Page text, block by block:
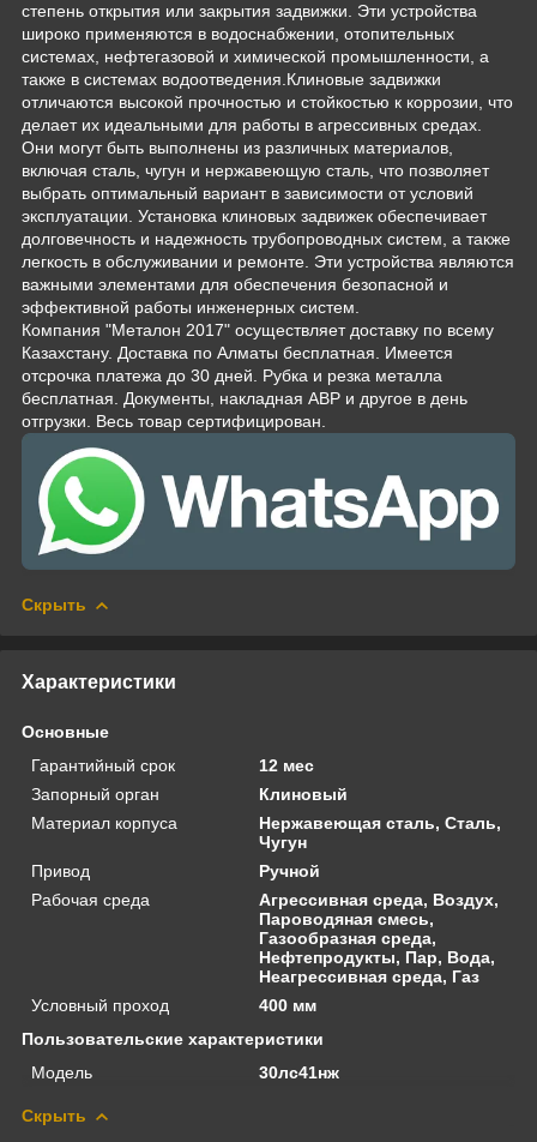
степень открытия или закрытия задвижки. Эти устройства
широко применяются в водоснабжении, отопительных
системах, нефтегазовой и химической промышленности, а
также в системах водоотведения.Клиновые задвижки
отличаются высокой прочностью и стойкостью к коррозии, что
делает их идеальными для работы в агрессивных средах.
Они могут быть выполнены из различных материалов,
включая сталь, чугун и нержавеющую сталь, что позволяет
выбрать оптимальный вариант в зависимости от условий
эксплуатации. Установка клиновых задвижек обеспечивает
долговечность и надежность трубопроводных систем, а также
легкость в обслуживании и ремонте. Эти устройства являются
важными элементами для обеспечения безопасной и
эффективной работы инженерных систем.
Компания "Металон 2017" осуществляет доставку по всему
Казахстану. Доставка по Алматы бесплатная. Имеется
отсрочка платежа до 30 дней. Рубка и резка металла
бесплатная. Документы, накладная АВР и другое в день
отгрузки. Весь товар сертифицирован.
Скрыть
Характеристики
Основные
Гарантийный срок
12 мес
Запорный орган
Клиновый
Материал корпуса
Нержавеющая сталь, Сталь,
Чугун
Привод
Ручной
Рабочая среда
Агрессивная среда, Воздух,
Пароводяная смесь,
Газообразная среда,
Нефтепродукты, Пар, Вода,
Неагрессивная среда, Газ
Условный проход
400 мм
Пользовательские характеристики
Модель
30лс41нж
Скрыть